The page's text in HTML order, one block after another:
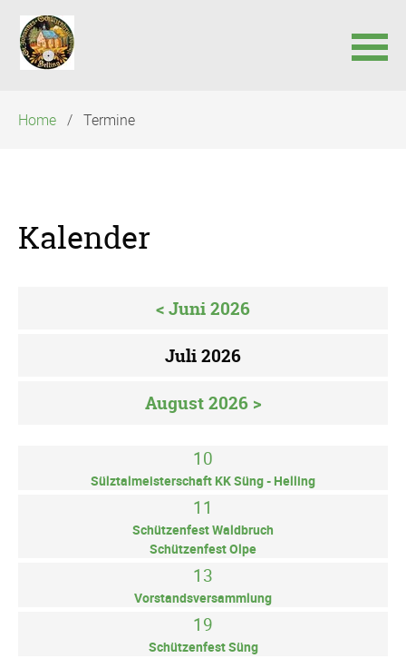
überspringen
Home Termine
Kalender
< Juni 2026
Juli 2026
August 2026 >
10
Sülztalmeisterschaft KK Süng - Helling
11
Schützenfest Waldbruch
Schützenfest Olpe
13
Vorstandsversammlung
19
Schützenfest Süng